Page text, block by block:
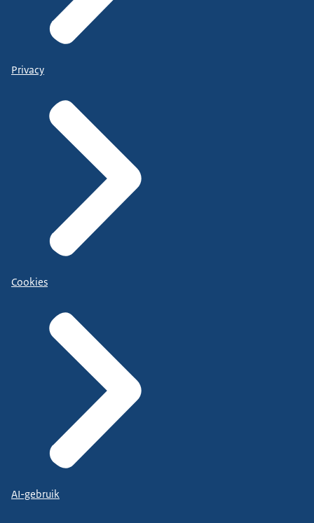
Privacy
Cookies
AI-gebruik